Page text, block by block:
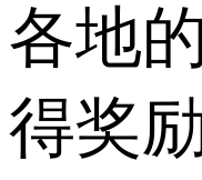
各地
得奖